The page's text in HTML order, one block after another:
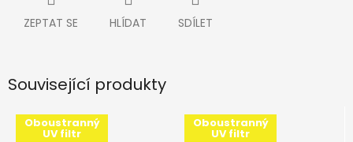
ZEPTAT SE HLÍDAT SDÍLET
Související produkty
Oboustranný
UV filtr
Oboustranný
UV filtr